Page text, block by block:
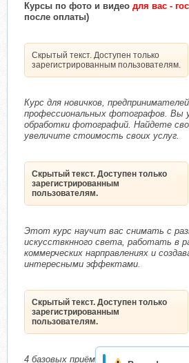
Курсы по фото и видео для вас -
после оплаты)
Скрытый текст. Доступен только
зарегистрированным пользователям.
Курс для новичков,
профессиональных фотографов. Вы
обработки фотографий. Найдете
увеличите стоимость своих услуг.
Скрытый текст. Доступен только
зарегистрированным
пользователям.
Этот курс научит вас снимать с
искусствкнного света, работать в
коммерческих нарправлениях и
интересными эффектами.
Скрытый текст. Доступен только
зарегистрированным
пользователям.
4 базовых приёма съёмки, авторская